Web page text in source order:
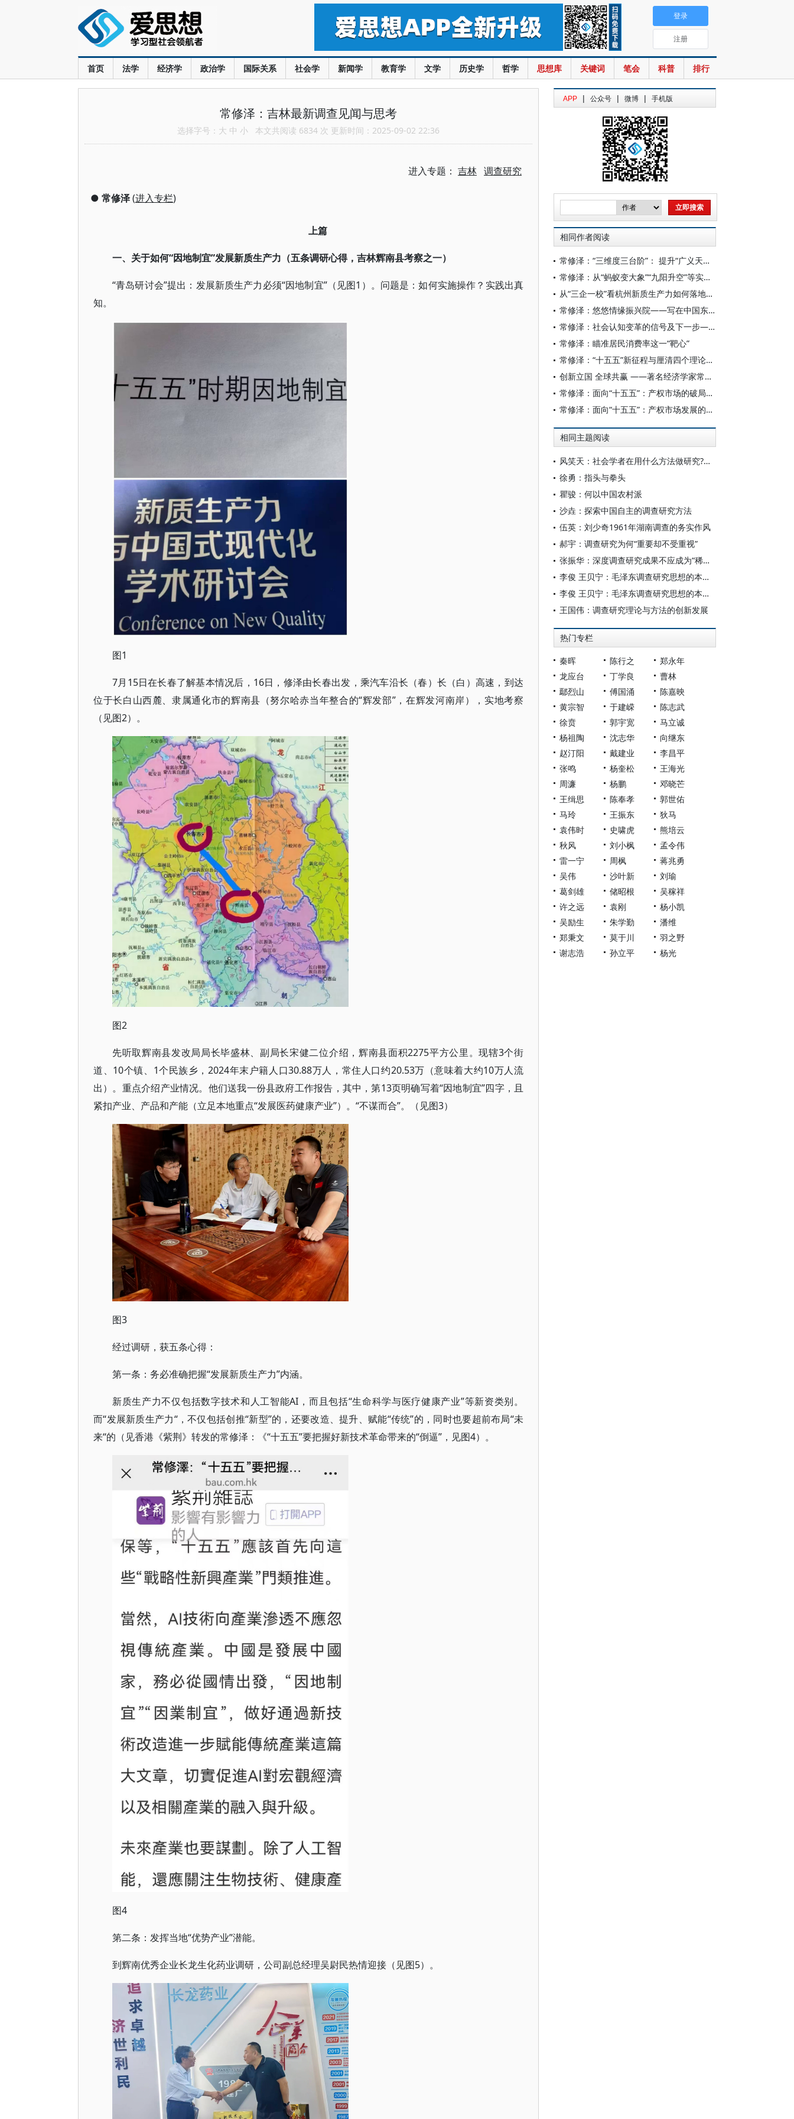
首页 法学 经济学 政治学 国际关系 社会学 新闻学 教育学 文学 历史学 哲学 思想库 关键词 笔会 科普 排行
登录
注册
常修泽：吉林最新调查见闻与思考
选择字号： 大 中 小 本文共阅读 6834 次 更新时间：2025-09-02 22:36
进入专题： 吉林 调查研究
● 常修泽(进入专栏)
上篇
一、关于如何“因地制宜”发展新质生产力（五条调研心得，吉林辉南县考察之一）
“青岛研讨会”提出：发展新质生产力必须“因地制宜”（见图1）。问题是：如何实施操作？实践出真
知。
图1
7月15日在长春了解基本情况后，16日，修泽由长春出发，乘汽车沿长（春）长（白）高速，到达
位于长白山西麓、隶属通化市的辉南县（努尔哈赤当年整合的“辉发部”，在辉发河南岸），实地考察
（见图2）。
图2
先听取辉南县发改局局长毕盛林、副局长宋健二位介绍，辉南县面积2275平方公里。现辖3个街
道、10个镇、1个民族乡，2024年末户籍人口30.88万人，常住人口约20.53万（意味着大约10万人流
出）。重点介绍产业情况。他们送我一份县政府工作报告，其中，第13页明确写着“因地制宜”四字，且
紧扣产业、产品和产能（立足本地重点“发展医药健康产业”）。“不谋而合”。（见图3）
图3
经过调研，获五条心得：
第一条：务必准确把握“发展新质生产力”内涵。
新质生产力不仅包括数字技术和人工智能AI，而且包括“生命科学与医疗健康产业”等新资类别。
而“发展新质生产力“，不仅包括创推“新型”的，还要改造、提升、赋能“传统”的，同时也要超前布局“未
来“的（见香港《紫荆》转发的常修泽：《“十五五”要把握好新技术革命带来的“倒逼”，见图4）。
图4
第二条：发挥当地“优势产业”潜能。
到辉南优秀企业长龙生化药业调研，公司副总经理吴尉民热情迎接（见图5）。
APP | 公众号 | 微博 | 手机版
相同作者阅读
常修泽：“三维度三台阶”： 提升“广义天下广货”的全球竞争力——读《天下广货》所想到的
常修泽：从“蚂蚁变大象”“九阳升空”等实践案例看到的——杭州“三企一校”创新调查及启示
从“三企一校”看杭州新质生产力如何落地生根——访著名经济学家、中国宏观经济研究院教授常修泽
常修泽：悠悠情缘振兴院——写在中国东北振兴研究院成立十周年之际
常修泽：社会认知变革的信号及下一步——2026三件民间出圈事感言（六点）
常修泽：瞄准居民消费率这一“靶心”
常修泽：“十五五”新征程与厘清四个理论与实践问题
创新立国 全球共赢 ——著名经济学家常修泽教授来校作学术报告
常修泽：面向“十五五”：产权市场的破局与新生
常修泽：面向“十五五”：产权市场发展的宏观背景、基本框架与拓展思路
相同主题阅读
风笑天：社会学者在用什么方法做研究?——四十年的发展趋势及其学科内涵
徐勇：指头与拳头
瞿骏：何以中国农村派
沙垚：探索中国自主的调查研究方法
伍英：刘少奇1961年湖南调查的务实作风
郝宇：调查研究为何“重要却不受重视”
张振华：深度调查研究成果不应成为“稀缺品”
李俊 王贝宁：毛泽东调查研究思想的本体论、认识论和方法论解析
李俊 王贝宁：毛泽东调查研究思想的本体论、认识论和方法论解析
王国伟：调查研究理论与方法的创新发展
热门专栏
秦晖 陈行之
郑永年
龙应台
丁学良
曹林
鄢烈山
傅国涌
陈嘉映
黄宗智
于建嵘
陈志武
徐贲
郭宇宽
马立诚
杨祖陶
沈志华
向继东
赵汀阳
戴建业
李昌平
张鸣
杨奎松
王海光
周濂
杨鹏
邓晓芒
王缉思
陈奉孝
郭世佑
马玲
王振东
狄马
袁伟时
史啸虎
熊培云
秋风
刘小枫
孟令伟
雷一宁
周枫
蒋兆勇
吴伟
沙叶新
刘瑜
葛剑雄
储昭根
吴稼祥
许之远
袁刚
杨小凯
吴励生
朱学勤
潘维
郑秉文
莫于川
羽之野
谢志浩
孙立平 杨光